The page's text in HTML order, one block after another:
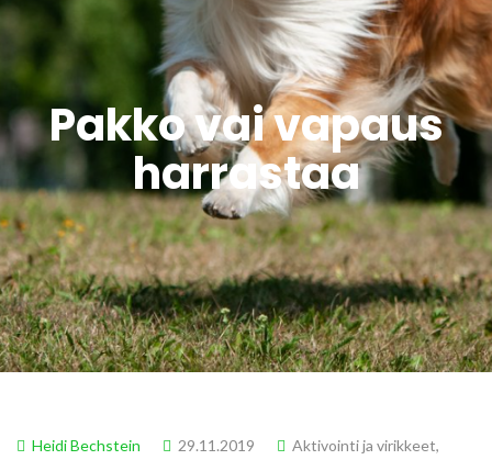
Pakko vai vapaus
harrastaa
Heidi Bechstein 29.11.2019 Aktivointi ja virikkeet,